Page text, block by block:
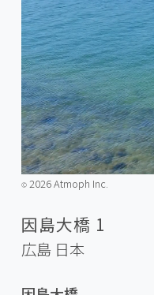
©️2026 Atmoph Inc.
因島大橋 1
広島 日本